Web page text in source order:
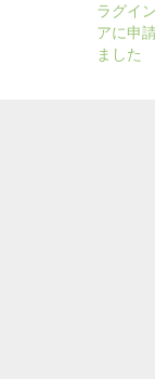
ラグイ
アに申
ました